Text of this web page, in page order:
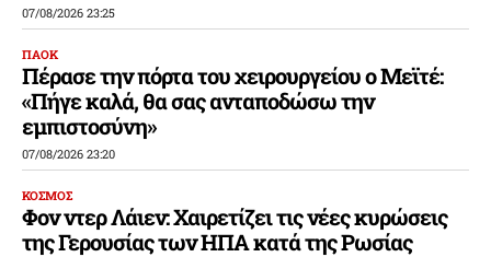
07/08/2026 23:25
ΠΑΟΚ
Πέρασε την πόρτα του χειρουργείου ο Μεϊτέ:
«Πήγε καλά, θα σας ανταποδώσω την
εμπιστοσύνη»
07/08/2026 23:20
ΚΟΣΜΟΣ
Φον ντερ Λάιεν: Χαιρετίζει τις νέες κυρώσεις
της Γερουσίας των ΗΠΑ κατά της Ρωσίας